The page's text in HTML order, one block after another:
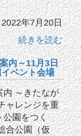
年7月20日
続きを読む
内～11月3日
ベント会場
内 ～きたなが
ャレンジを重
公園をつく
合公園（仮